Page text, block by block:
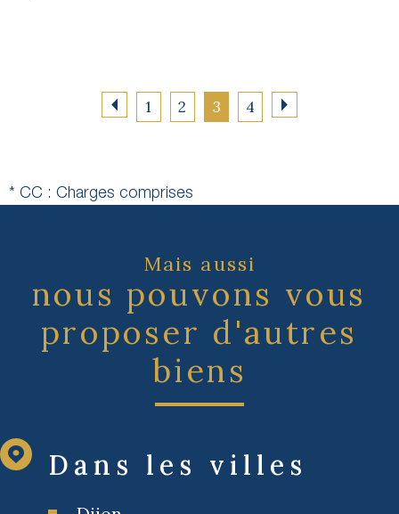
1 2 3 4
* CC : Charges comprises
Mais aussi
nous pouvons vous
proposer d'autres
biens
Dans les villes